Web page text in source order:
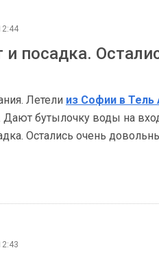
и посадка.
Летели из Софии в Тель
Дают бутылочку воды на
Остались очень